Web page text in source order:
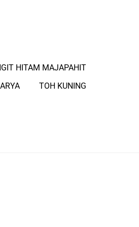
HITAM MAJAPAHIT
TOH KUNING